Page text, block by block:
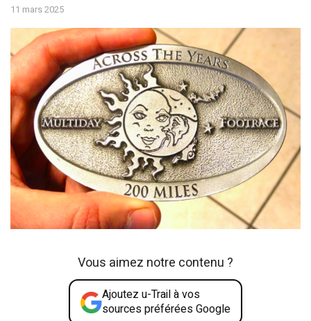
11 mars 2025
Vous aimez notre contenu ?
Ajoutez u-Trail à vos
sources préférées Google